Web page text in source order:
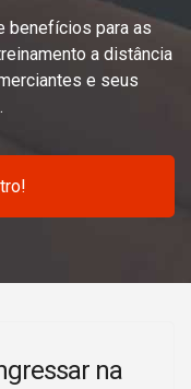
benefícios para as
a distância
e seus
na